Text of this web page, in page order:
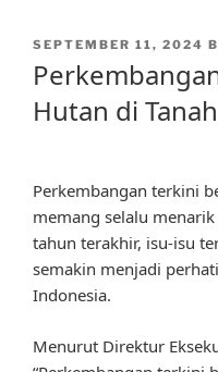
POSTED
SEPTEMBER 11, 2024
Hutan di
Perkembangan terkini
memang selalu
tahun terakhir, isu-isu
semakin menjadi
Indonesia.
Menurut Direktur